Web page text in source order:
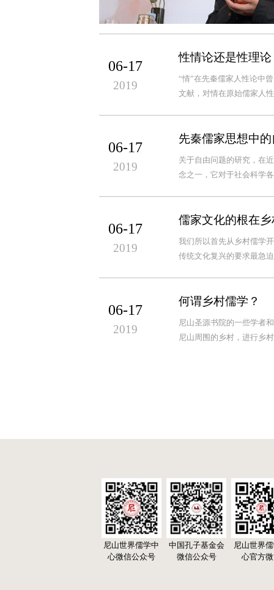
06-17
2019
性情论还是性理
“情”在先秦儒家人性论中
文献，对情在原始儒家人
06-17
2019
先秦儒家思想中
关于自由问题的研究，在
念之一，它对于社会科学
06-17
2019
儒家文化的根在乡
我们所以首先从乡村儒学
传统文化复兴的要求最急
06-17
2019
何谓乡村儒学？
尼山圣源书院的一些学者
尼山周围的乡村，进行乡
尼山世界儒学中
心微信公众号
中国孔子基金会
微信公众号
尼山世界
心官方